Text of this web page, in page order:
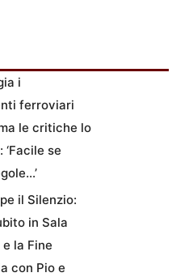
i
ferroviari
le critiche lo
se
il Silenzio:
in Sala
la Fine
con Pio e